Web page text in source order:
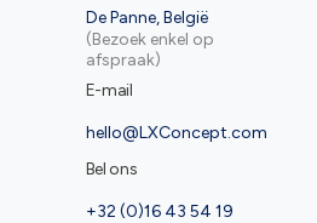
De Panne, België
(Bezoek enkel op
afspraak)
E-mail
hello@LXConcept.com
Bel ons
+32 (0)16 43 54 19